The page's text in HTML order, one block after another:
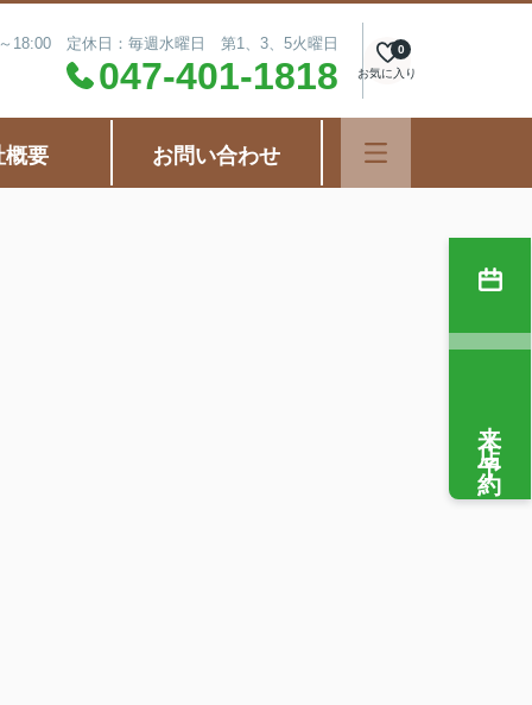
18:00 定休日：毎週水曜日 第1、3、5火曜日
047-401-1818 お気に入り
0
概要 お問い合わせ
来店予約